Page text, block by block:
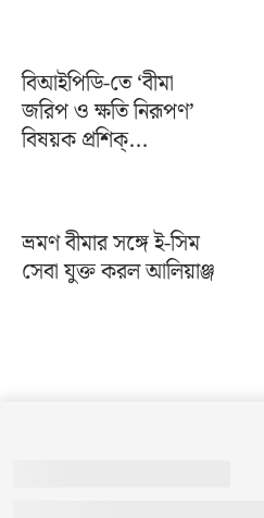
বিআইপিডি-তে ‘বীমা
জরিপ ও ক্ষতি নিরূপণ’
বিষয়ক প্রশিক্...
ভ্রমণ বীমার সঙ্গে ই-সিম
সেবা যুক্ত করল আলিয়াঞ্জ